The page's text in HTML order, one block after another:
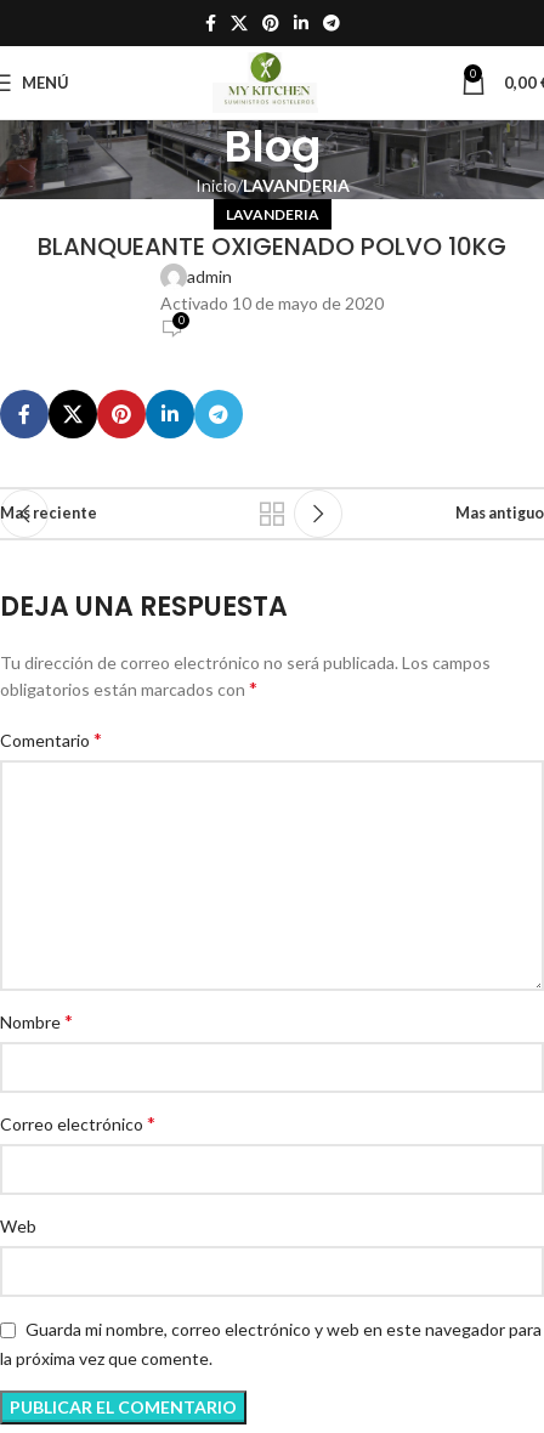
MENÚ 0 0,00
Blog
Inicio LAVANDERIA
LAVANDERIA
BLANQUEANTE OXIGENADO POLVO 10KG
admin
Activado 10 de mayo de 2020
0
Mas reciente Mas antiguo
DEJA UNA RESPUESTA
Tu dirección de correo electrónico no será publicada. Los campos
obligatorios están marcados con *
Comentario *
Nombre*
Correo electrónico *
Web
Guarda mi nombre, correo electrónico y web en este navegador para
la próxima vez que comente.